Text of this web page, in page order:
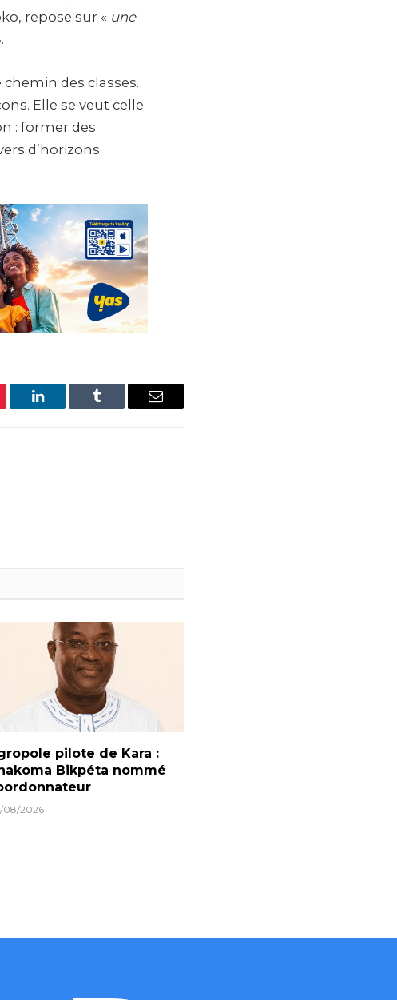
repose sur « une
des classes.
Elle se veut celle
: former des
d’horizons
LinkedIn Tumblr Email
pilote de Kara :
Bikpéta nommé
08/2026